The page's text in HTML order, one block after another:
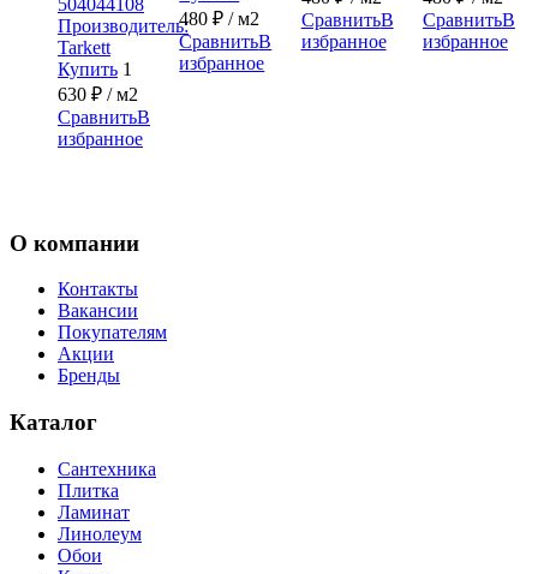
504044108
Производитель:
Tarkett
Купить 1
630 ₽ / м2
СравнитьВ
избранное
480₽ / м2
СравнитьВ
избранное
СравнитьВ
избранное
СравнитьВ
избранное
О компании
Контакты
Вакансии
Покупателям
Акции
Бренды
Каталог
Сантехника
Плитка
Ламинат
Линолеум
Обои